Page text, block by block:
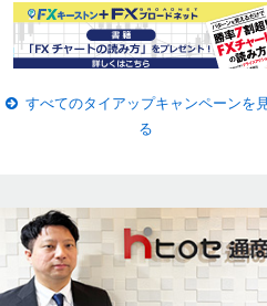
すべてのタイアップキャンペーンを
る